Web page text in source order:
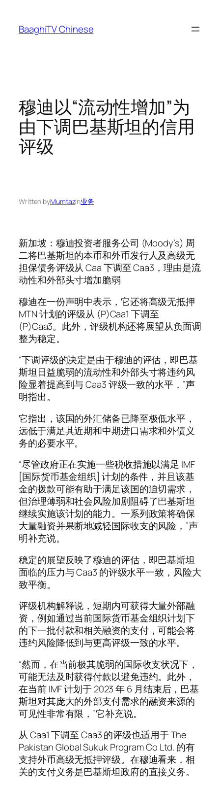
content
BaaghiTV Chinese
穆迪以“流动性增加”为
由下调巴基斯坦的信用
评级
Written byMumtazin业务
新加坡：穆迪投资者服务公司 (Moody’s) 周
二将巴基斯坦的本币和外币发行人及高级无
担保债务评级从 Caa 下调至 Caa3，理由是流
动性和外部头寸增加脆弱
穆迪在一份声明中表示，它还将高级无抵押
MTN 计划的评级从 (P)Caa1 下调至
(P)Caa3。此外，评级机构还将展望从负面调
整为稳定。
“下调评级的决定是由于穆迪的评估，即巴基
斯坦日益脆弱的流动性和外部头寸将违约风
险显着提高到与 Caa3 评级一致的水平，”声
明指出。
它指出，该国的外汇储备已降至极低水平，
远低于满足其近期和中期进口需求和外债义
务的必要水平。
“尽管政府正在实施一些税收措施以满足 IMF
[国际货币基金组织] 计划的条件，并且该基
金的拨款可能有助于满足该国的迫切需求，
但治理薄弱和社会风险加剧阻碍了巴基斯坦
继续实施该计划的能力。一系列政策将确保
大量融资并果断地减轻国际收支的风险，”声
明补充说。
稳定的展望反映了穆迪的评估，即巴基斯坦
面临的压力与 Caa3 的评级水平一致，风险大
致平衡。
评级机构解释说，短期内可获得大量外部融
资，例如通过当前国际货币基金组织计划下
的下一批付款和相关融资的支付，可能会将
违约风险降低到与更高评级一致的水平。
“然而，在当前极其脆弱的国际收支状况下，
可能无法及时获得付款以避免违约。此外，
在当前 IMF 计划于 2023 年 6 月结束后，巴基
斯坦对其庞大的外部支付需求的融资来源的
可见性非常有限，”它补充说。
从 Caa1 下调至 Caa3 的评级也适用于 The
Pakistan Global Sukuk Program Co Ltd. 的有
支持外币高级无抵押评级。在穆迪看来，相
关的支付义务是巴基斯坦政府的直接义务。